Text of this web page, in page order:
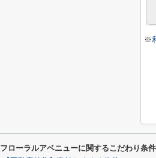
※
フローラルアベニューに関するこだわり条